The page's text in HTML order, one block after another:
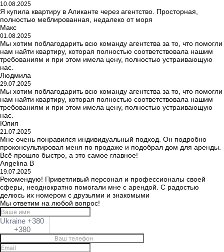
10.08.2025
Я купила квартиру в Аликанте через агентство. Просторная,
полностью меблированная, недалеко от моря
Макс
01.08.2025
Мы хотим поблагодарить всю команду агентства за то, что помогли
нам найти квартиру, которая полностью соответствовала нашим
требованиям и при этом имела цену, полностью устраивающую
нас.
Людмила
29.07.2025
Мы хотим поблагодарить всю команду агентства за то, что помогли
нам найти квартиру, которая полностью соответствовала нашим
требованиям и при этом имела цену, полностью устраивающую
нас.
Юлия
21.07.2025
Мне очень понравился индивидуальный подход. Он подробно
проконсультировал меня по продаже и подобрал дом для аренды.
Всё прошло быстро, а это самое главное!
Angelina B
19.07.2025
Рекомендую! Приветливый персонал и профессионалы своей
сферы, неоднократно помогали мне с арендой. С радостью
делюсь их номером с друзьями и знакомыми
Мы ответим на любой вопрос!
Ukraine +380
+380